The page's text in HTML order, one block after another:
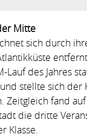
Mitte
sich durch
des Jahres
stellte sich
Zeitgleich fand
die dritte
Klasse.